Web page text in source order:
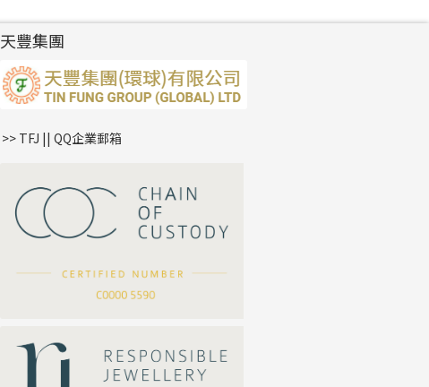
*你的名字
公司名稱
天豐集團
>> TFJ || QQ企業郵箱